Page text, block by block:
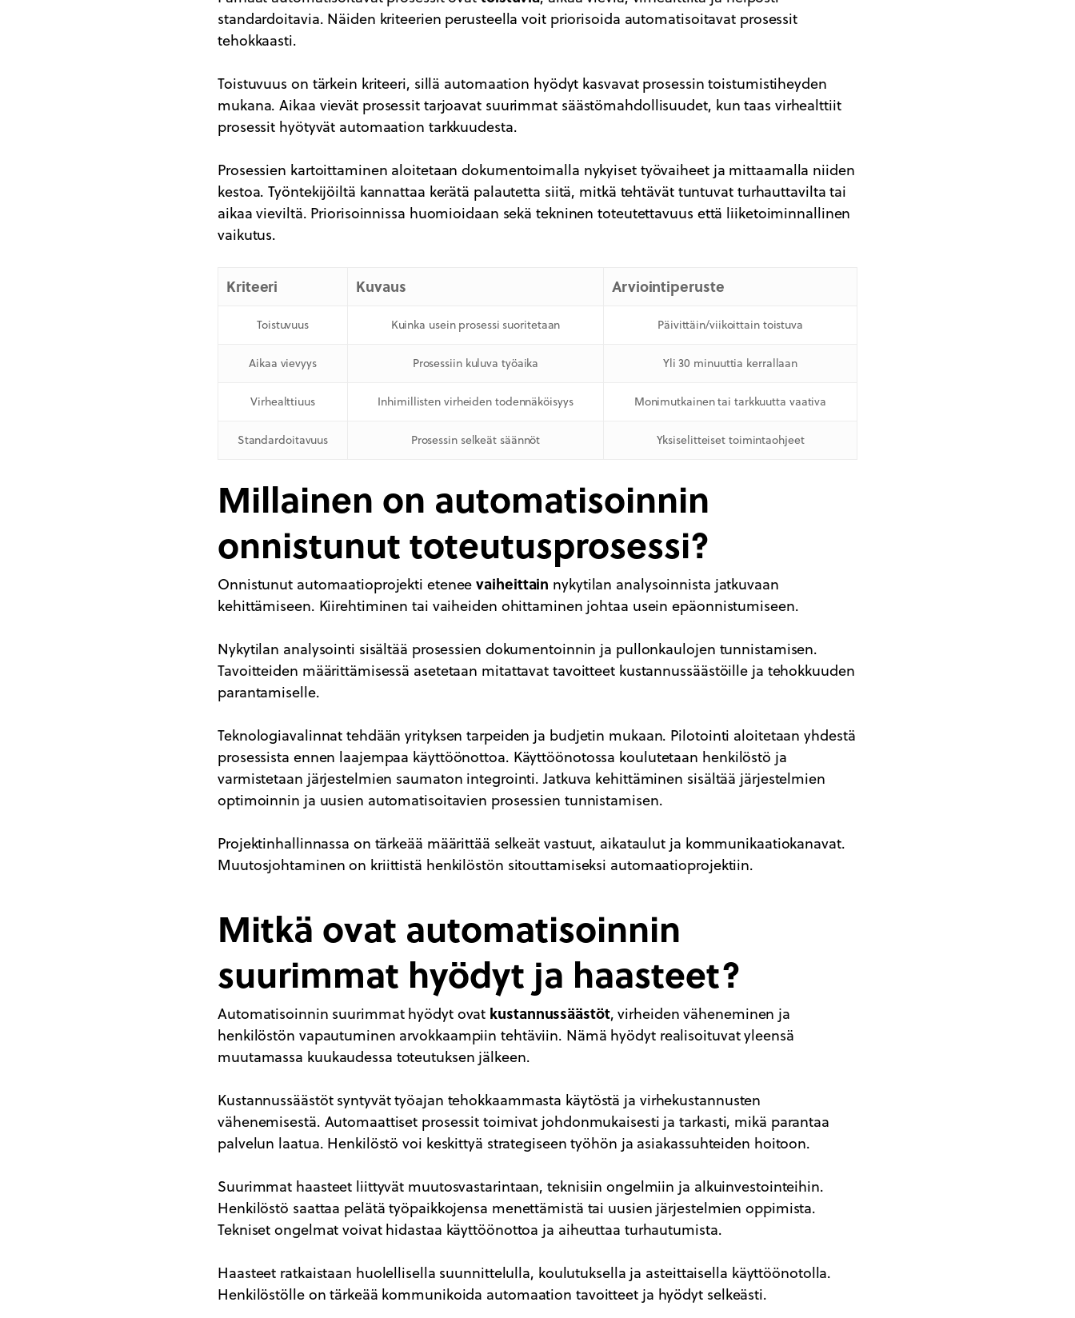
standardoitavia. Näiden kriteerien perusteella voit priorisoida automatisoitavat prosessit
tehokkaasti.
Toistuvuus on tärkein kriteeri, sillä automaation hyödyt kasvavat prosessin toistumistiheyden
mukana. Aikaa vievät prosessit tarjoavat suurimmat säästömahdollisuudet, kun taas virhealttiit
prosessit hyötyvät automaation tarkkuudesta.
Prosessien kartoittaminen aloitetaan dokumentoimalla nykyiset työvaiheet ja mittaamalla niiden
kestoa. Työntekijöiltä kannattaa kerätä palautetta siitä, mitkä tehtävät tuntuvat turhauttavilta tai
aikaa vieviltä. Priorisoinnissa huomioidaan sekä tekninen toteutettavuus että liiketoiminnallinen
vaikutus.
Kriteeri Kuvaus Arviointiperuste
Toistuvuus Kuinka usein prosessi suoritetaan Päivittäin/viikoittain toistuva
Aikaa vievyys Prosessiin kuluva työaika Yli 30 minuuttia kerrallaan
Virhealttiuus Inhimillisten virheiden todennäköisyys Monimutkainen tai tarkkuutta vaativa
Standardoitavuus Prosessin selkeät säännöt Yksiselitteiset toimintaohjeet
Millainen on automatisoinnin
onnistunut toteutusprosessi?
Onnistunut automaatioprojekti eteneevaiheittain nykytilan analysoinnista jatkuvaan
kehittämiseen. Kiirehtiminen tai vaiheiden ohittaminen johtaa usein epäonnistumiseen.
Nykytilan analysointi sisältää prosessien dokumentoinnin ja pullonkaulojen tunnistamisen.
Tavoitteiden määrittämisessä asetetaan mitattavat tavoitteet kustannussäästöille ja tehokkuuden
parantamiselle.
Teknologiavalinnat tehdään yrityksen tarpeiden ja budjetin mukaan. Pilotointi aloitetaan yhdestä
prosessista ennen laajempaa käyttöönottoa. Käyttöönotossa koulutetaan henkilöstö ja
varmistetaan järjestelmien saumaton integrointi. Jatkuva kehittäminen sisältää järjestelmien
optimoinnin ja uusien automatisoitavien prosessien tunnistamisen.
Projektinhallinnassa on tärkeää määrittää selkeät vastuut, aikataulut ja kommunikaatiokanavat.
Muutosjohtaminen on kriittistä henkilöstön sitouttamiseksi automaatioprojektiin.
Mitkä ovat automatisoinnin
suurimmat hyödyt ja haasteet?
Automatisoinnin suurimmat hyödyt ovat kustannussäästöt, virheiden väheneminen ja
henkilöstön vapautuminen arvokkaampiin tehtäviin. Nämä hyödyt realisoituvat yleensä
muutamassa kuukaudessa toteutuksen jälkeen.
Kustannussäästöt syntyvät työajan tehokkaammasta käytöstä ja virhekustannusten
vähenemisestä. Automaattiset prosessit toimivat johdonmukaisesti ja tarkasti, mikä parantaa
palvelun laatua. Henkilöstö voi keskittyä strategiseen työhön ja asiakassuhteiden hoitoon.
Suurimmat haasteet liittyvät muutosvastarintaan, teknisiin ongelmiin ja alkuinvestointeihin.
Henkilöstö saattaa pelätä työpaikkojensa menettämistä tai uusien järjestelmien oppimista.
Tekniset ongelmat voivat hidastaa käyttöönottoa ja aiheuttaa turhautumista.
Haasteet ratkaistaan huolellisella suunnittelulla, koulutuksella ja asteittaisella käyttöönotolla.
Henkilöstölle on tärkeää kommunikoida automaation tavoitteet ja hyödyt selkeästi.